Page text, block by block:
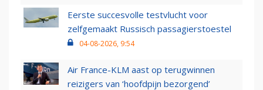
Eerste succesvolle testvlucht voor
zelfgemaakt Russisch passagierstoestel
04-08-2026, 9:54
Air France-KLM aast op terugwinnen
reizigers van ‘hoofdpijn bezorgend’